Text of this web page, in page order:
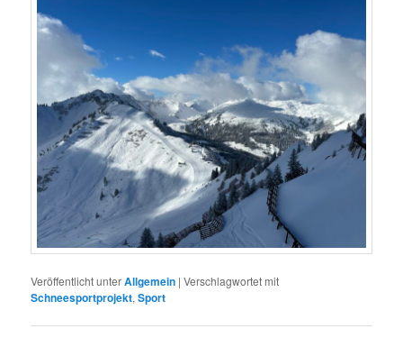
Veröffentlicht unterAllgemein |Verschlagwortet mit
Schneesportprojekt,Sport